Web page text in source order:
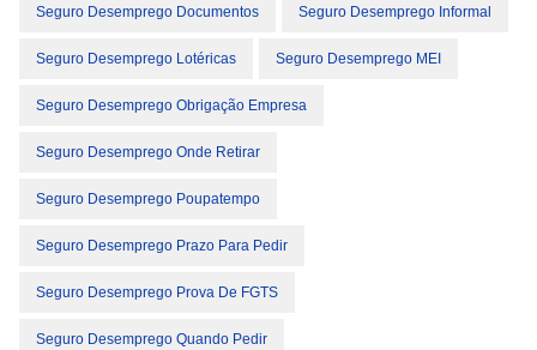
Seguro Desemprego Documentos Seguro Desemprego Informal
Seguro Desemprego Lotéricas Seguro Desemprego MEI
Seguro Desemprego Obrigação Empresa
Seguro Desemprego Onde Retirar
Seguro Desemprego Poupatempo
Seguro Desemprego Prazo Para Pedir
Seguro Desemprego Prova De FGTS
Seguro Desemprego Quando Pedir